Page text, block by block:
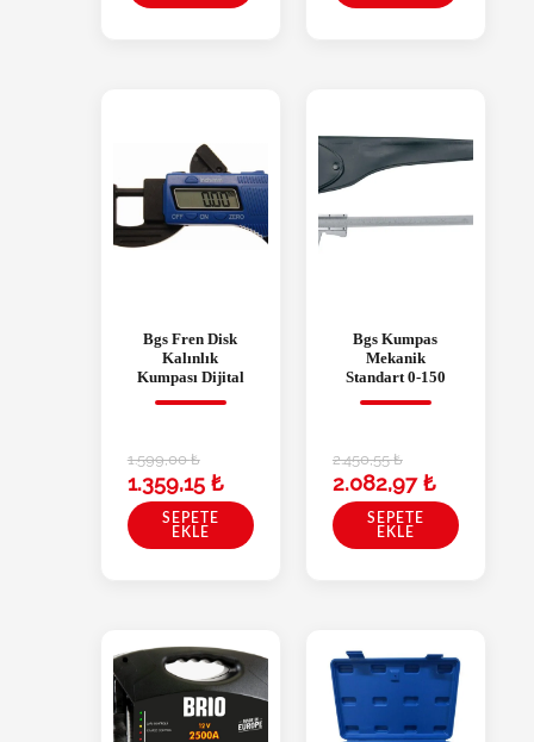
Bgs Fren Disk
Kalınlık
Kumpası Dijital
1.599,00₺
1.359,15 ₺
SEPETE
EKLE
Bgs Kumpas
Mekanik
Standart 0-150
2.450,55₺
2.082,97₺
SEPETE
EKLE